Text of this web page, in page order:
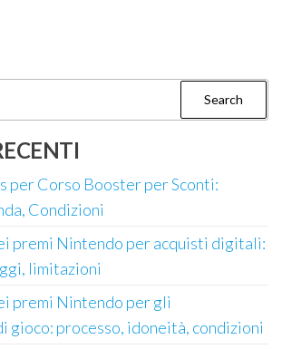
per Corso Booster per Sconti:
Condizioni
premi Nintendo per acquisti digitali:
limitazioni
premi Nintendo per gli
gioco: processo, idoneità, condizioni